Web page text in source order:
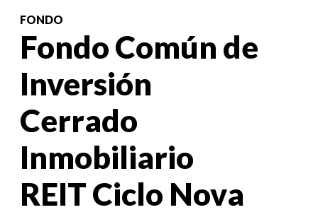
FONDO
Fondo Común de
Inversión
Cerrado
Inmobiliario
REIT Ciclo Nova